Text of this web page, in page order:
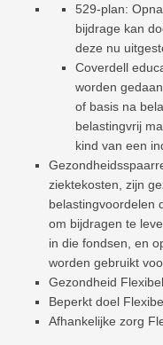
529-plan:
bijdrage kan
deze nu
Coverdell
worden
of basis na
belastingvrij
kind van een
ziektekosten, zijn
belastingvoordelen
om bijdragen te
in die fondsen, en
worden gebruikt
Gezondheid
Beperkt doel
Afhankelijke zorg